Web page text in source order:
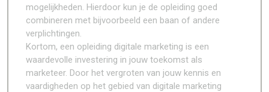
mogelijkheden. Hierdoor kun je de opleiding goed
combineren met bijvoorbeeld een baan of andere
verplichtingen.
Kortom, een opleiding digitale marketing is een
waardevolle investering in jouw toekomst als
marketeer. Door het vergroten van jouw kennis en
vaardigheden op het gebied van digitale marketing